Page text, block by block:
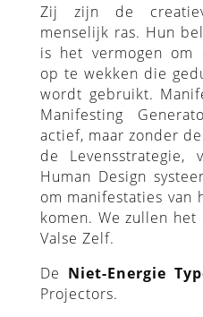
Zij zijn de
menselijk ras. Hun
is het vermogen om
op te wekken die
wordt gebruikt.
Manifesting
actief, maar zonder
de Levensstrategie,
Human Design
om manifestaties van
komen. We zullen
Valse Zelf.
De Niet-Energie
Projectors.